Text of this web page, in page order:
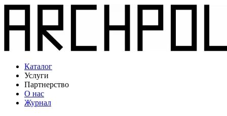
Каталог
Услуги
Партнерство
О нас
Журнал